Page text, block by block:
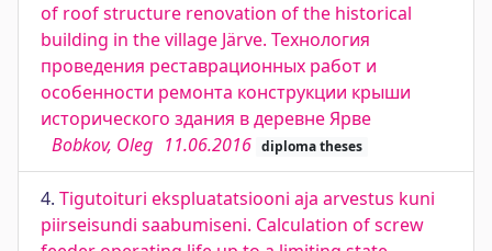
of roof structure renovation of the historical
building in the village Järve. Технология
проведения реставрационных работ и
особенности ремонта конструкции крыши
исторического здания в деревне Ярве
Bobkov, Oleg 11.06.2016 diploma theses
4. Tigutoituri ekspluatatsiooni aja arvestus kuni
piirseisundi saabumiseni. Calculation of screw